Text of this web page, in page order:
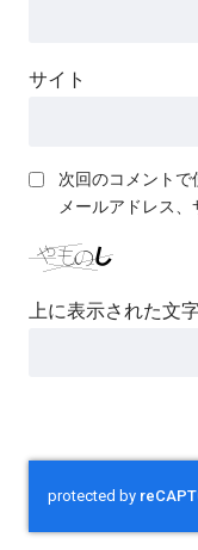
サイト
次回のコメントで
メールアドレス、
上に表示された文